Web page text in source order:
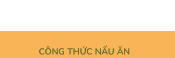
CÔNG THỨC NẤU ĂN